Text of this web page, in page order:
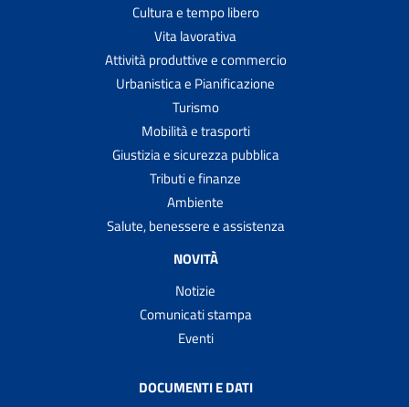
Cultura e tempo libero
Vita lavorativa
Attività produttive e commercio
Urbanistica e Pianificazione
Turismo
Mobilità e trasporti
Giustizia e sicurezza pubblica
Tributi e finanze
Ambiente
Salute, benessere e assistenza
NOVITÀ
Notizie
Comunicati stampa
Eventi
DOCUMENTI E DATI